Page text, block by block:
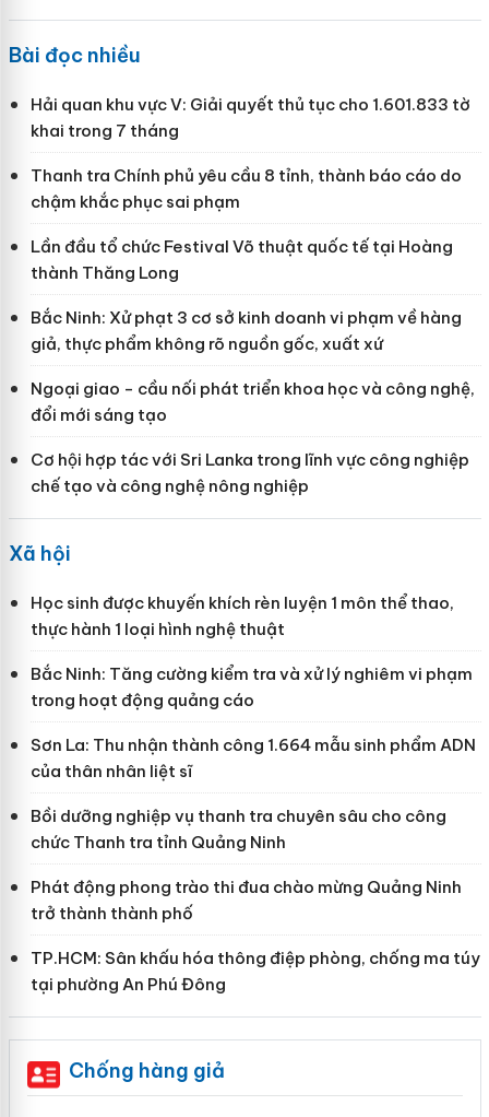
Bài đọc nhiều
Hải quan khu vực V: Giải quyết thủ tục cho 1.601.833 tờ
khai trong 7 tháng
Thanh tra Chính phủ yêu cầu 8 tỉnh, thành báo cáo do
chậm khắc phục sai phạm
Lần đầu tổ chức Festival Võ thuật quốc tế tại Hoàng
thành Thăng Long
Bắc Ninh: Xử phạt 3 cơ sở kinh doanh vi phạm về hàng
giả, thực phẩm không rõ nguồn gốc, xuất xứ
Ngoại giao - cầu nối phát triển khoa học và công nghệ,
đổi mới sáng tạo
Cơ hội hợp tác với Sri Lanka trong lĩnh vực công nghiệp
chế tạo và công nghệ nông nghiệp
Xã hội
Học sinh được khuyến khích rèn luyện 1 môn thể thao,
thực hành 1 loại hình nghệ thuật
Bắc Ninh: Tăng cường kiểm tra và xử lý nghiêm vi phạm
trong hoạt động quảng cáo
Sơn La: Thu nhận thành công 1.664 mẫu sinh phẩm ADN
của thân nhân liệt sĩ
Bồi dưỡng nghiệp vụ thanh tra chuyên sâu cho công
chức Thanh tra tỉnh Quảng Ninh
Phát động phong trào thi đua chào mừng Quảng Ninh
trở thành thành phố
TP.HCM: Sân khấu hóa thông điệp phòng, chống ma túy
tại phường An Phú Đông
Chống hàng giả